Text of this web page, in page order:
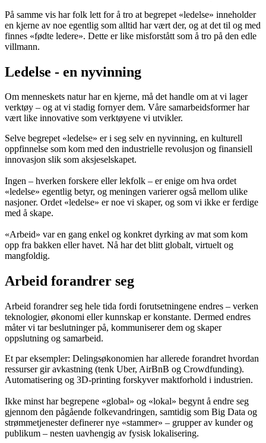
På samme vis har folk lett for å tro at begrepet «ledelse» inneholder
en kjerne av noe egentlig som alltid har vært der, og at det til og med
finnes «fødte ledere». Dette er like misforstått som å tro på den edle
villmann.
Ledelse - en nyvinning
Om menneskets natur har en kjerne, må det handle om at vi lager
verktøy – og at vi stadig fornyer dem. Våre samarbeidsformer har
vært like innovative som verktøyene vi utvikler.
Selve begrepet «ledelse» er i seg selv en nyvinning, en kulturell
oppfinnelse som kom med den industrielle revolusjon og finansiell
innovasjon slik som aksjeselskapet.
Ingen – hverken forskere eller lekfolk – er enige om hva ordet
«ledelse» egentlig betyr, og meningen varierer også mellom ulike
nasjoner. Ordet «ledelse» er noe vi skaper, og som vi ikke er ferdige
med å skape.
«Arbeid» var en gang enkel og konkret dyrking av mat som kom
opp fra bakken eller havet. Nå har det blitt globalt, virtuelt og
mangfoldig.
Arbeid forandrer seg
Arbeid forandrer seg hele tida fordi forutsetningene endres – verken
teknologier, økonomi eller kunnskap er konstante. Dermed endres
måter vi tar beslutninger på, kommuniserer dem og skaper
oppslutning og samarbeid.
Et par eksempler: Delingsøkonomien har allerede forandret hvordan
ressurser gir avkastning (tenk Uber, AirBnB og Crowdfunding).
Automatisering og 3D-printing forskyver maktforhold i industrien.
Ikke minst har begrepene «global» og «lokal» begynt å endre seg
gjennom den pågående folkevandringen, samtidig som Big Data og
strømmetjenester definerer nye «stammer» – grupper av kunder og
publikum – nesten uavhengig av fysisk lokalisering.